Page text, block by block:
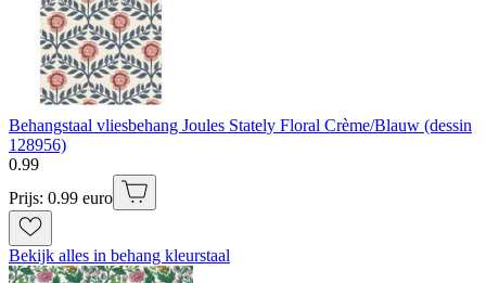
Behangstaal vliesbehang Joules Stately Floral Crème/Blauw (dessin
128956)
0.99
Prijs: 0.99 euro
Bekijk alles in behang kleurstaal